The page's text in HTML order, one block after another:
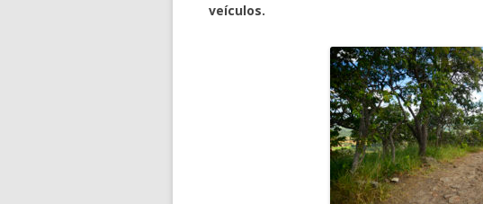
veículos.